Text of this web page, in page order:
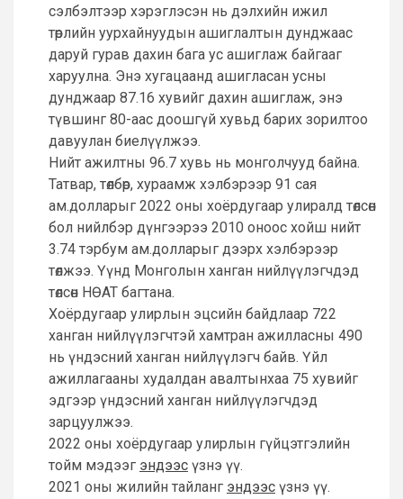
сэлбэлтээр хэрэглэсэн нь дэлхийн ижил
төрлийн уурхайнуудын ашиглалтын дунджаас
даруй гурав дахин бага ус ашиглаж байгааг
харуулна. Энэ хугацаанд ашигласан усны
дунджаар 87.16 хувийг дахин ашиглаж, энэ
түвшинг 80-аас доошгүй хувьд барих зорилтоо
давуулан биелүүлжээ.
Нийт ажилтны 96.7 хувь нь монголчууд байна.
Татвар, төлбөр, хураамж хэлбэрээр 91 сая
ам.долларыг 2022 оны хоёрдугаар улиралд төлсөн
бол нийлбэр дүнгээрээ 2010 оноос хойш нийт
3.74 тэрбум ам.долларыг дээрх хэлбэрээр
төлжээ. Үүнд Монголын ханган нийлүүлэгчдэд
төлсөн НӨАТ багтана.
Хоёрдугаар улирлын эцсийн байдлаар 722
ханган нийлүүлэгчтэй хамтран ажилласны 490
нь үндэсний ханган нийлүүлэгч байв. Үйл
ажиллагааны худалдан авалтынхаа 75 хувийг
эдгээр үндэсний ханган нийлүүлэгчдэд
зарцуулжээ.
2022 оны хоёрдугаар улирлын гүйцэтгэлийн
тойм мэдээг эндээс үзнэ үү.
2021 оны жилийн тайланг эндээс үзнэ үү.